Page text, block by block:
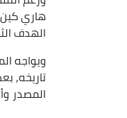
الهدف
ويواجه
تاريخه,
المصدر